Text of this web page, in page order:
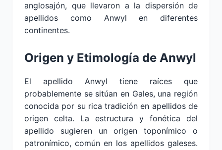
anglosajón, que llevaron a la dispersión de
apellidos como Anwyl en diferentes
continentes.
Origen y Etimología de Anwyl
El apellido Anwyl tiene raíces que
probablemente se sitúan en Gales, una región
conocida por su rica tradición en apellidos de
origen celta. La estructura y fonética del
apellido sugieren un origen toponímico o
patronímico, común en los apellidos galeses.